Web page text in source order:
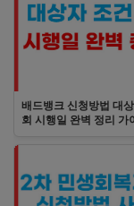
배드뱅크 신청방법 대상자 조건 조
회 시행일 완벽 정리 가